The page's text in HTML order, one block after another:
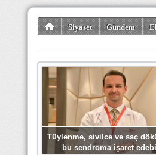
Siyaset Gündem
Tüylenme, sivilce ve saç
bu sendroma işaret